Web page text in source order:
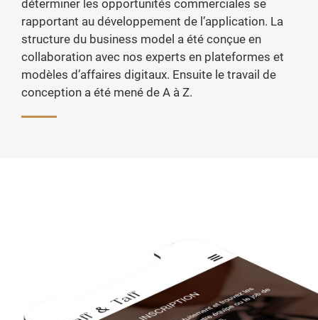
déterminer les opportunités commerciales se
rapportant au développement de l’application. La
structure du business model a été conçue en
collaboration avec nos experts en plateformes et
modèles d’affaires digitaux. Ensuite le travail de
conception a été mené de A à Z.